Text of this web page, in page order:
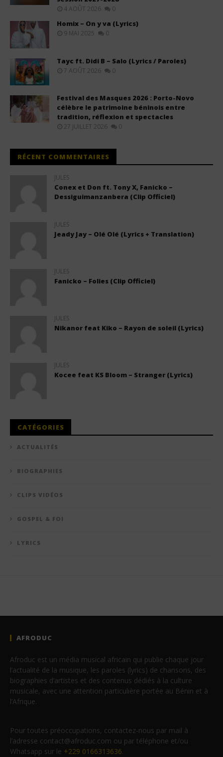
4 AOÛT 2026 0
Homix – On y va (Lyrics)
9 MAI 2025 0
Tayc ft. Didi B – Salo (Lyrics / Paroles)
7 AOÛT 2026 0
Festival des Masques 2026 : Porto-Novo
célèbre le patrimoine béninois entre
tradition, réflexion et spectacles
27 JUILLET 2026 0
RÉCENT COMMENTAIRES
JULES
Conex et Don ft. Tony X, Fanicko –
Dessiguimanzanbera (Clip Officiel)
JULES
Jeady Jay – Olé Olé (Lyrics + Translation)
JULES
Fanicko – Folies (Clip Officiel)
JULES
Nikanor feat Kiko – Rayon de soleil (Lyrics)
JULES
Kocee feat KS Bloom – Stranger (Lyrics)
CATÉGORIES
ACTUALITÉS
BIOGRAPHIES
CLIPS VIDÉOS
GOSPEL & FOI
LYRICS
AFRODUC
Afroduc est un média musical africain qui publie chaque jour
l’actualité de la musique, les paroles (lyrics) de chansons, des
biographies d’artistes et des contenus dédiés à la culture
musicale, avec une attention particulière portée au Bénin et à
l’Afrique.
Pour toutes préoccupations, contactez-nous par mail à
l’adresse contact@afroduc.com ou par téléphone et/ou
Whatsapp sur le +229 0166313636.